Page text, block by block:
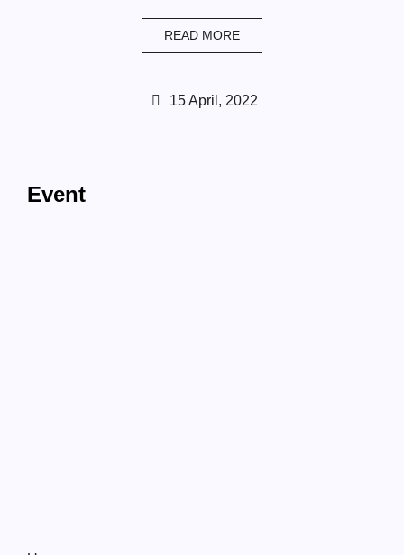
READ MORE
15 April, 2022
Event